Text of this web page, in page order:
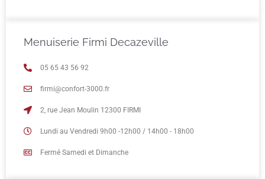
Menuiserie Firmi Decazeville
05 65 43 56 92
firmi@confort-3000.fr
2, rue Jean Moulin 12300 FIRMI
Lundi au Vendredi 9h00 -12h00 / 14h00 - 18h00
Fermé Samedi et Dimanche